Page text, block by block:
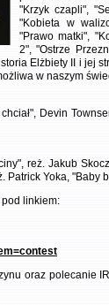
"Krzyk czapli",
"Kobieta w
"Prawo matki",
2", "Ostrze
Elżbiety II i jej
w naszym
Devin
reż. Jakub
Patrick Yoka, "Baby
linkiem:
oraz polecanie